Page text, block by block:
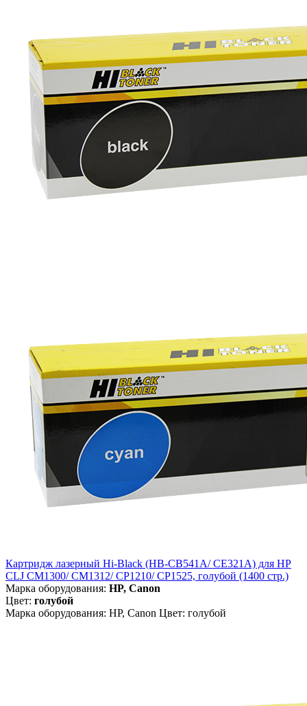
Картридж лазерный Hi-Black (HB-CB541A/ CE321A) для HP
CLJ CM1300/ CM1312/ CP1210/ CP1525, голубой (1400 стр.)
Марка оборудования: HP, Canon
Цвет: голубой
Марка оборудования: HP, Canon Цвет: голубой